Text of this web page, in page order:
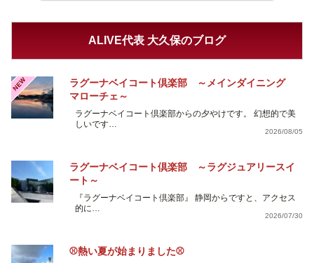
ALIVE代表 大久保のブログ
NEW
ラグーナベイコート倶楽部 ～メインダイニング
マローチェ～
ラグーナベイコート倶楽部からの夕やけです。 幻想的で美
しいです…
2026/08/05
ラグーナベイコート倶楽部 ～ラグジュアリースイ
ート～
『ラグーナベイコート倶楽部』 静岡からですと、アクセス
的に…
2026/07/30
⚾熱い夏が始まりました⚾